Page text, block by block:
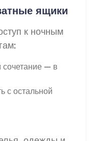
ящики
к ночным
сочетание — в
с остальной